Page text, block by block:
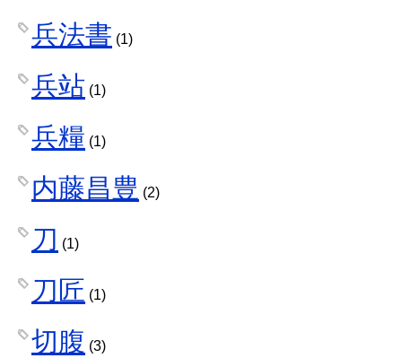
兵法書 (1)
兵站 (1)
兵糧 (1)
内藤昌豊 (2)
刀 (1)
刀匠 (1)
切腹 (3)